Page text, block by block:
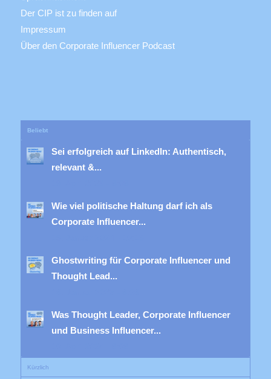
Der CIP ist zu finden auf
Impressum
Über den Corporate Influencer Podcast
Beliebt
Sei erfolgreich auf LinkedIn: Authentisch,
relevant &...
Wie viel politische Haltung darf ich als
Corporate Influencer...
Ghostwriting für Corporate Influencer und
Thought Lead...
Was Thought Leader, Corporate Influencer
und Business Influencer...
Kürzlich